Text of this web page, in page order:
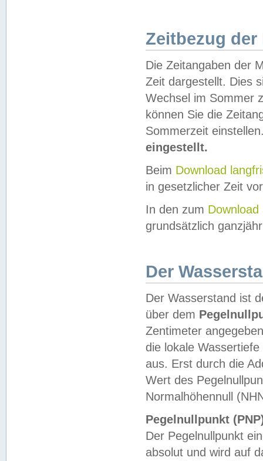
Zeitbezug der
Die Zeitangaben der
Zeit dargestellt. Dies
Wechsel im Sommer
können Sie die
Sommerzeit
eingestellt.
Beim Download
in gesetzlicher Zeit
In den zum Download
grundsätzlich
Der
Der Wasserstand ist
über dem
Zentimeter
die lokale
aus. Erst durch die
Wert des
Normalhöhennull
Pegelnullpunkt
Der Pegelnullpunkt
absolut und wird auf